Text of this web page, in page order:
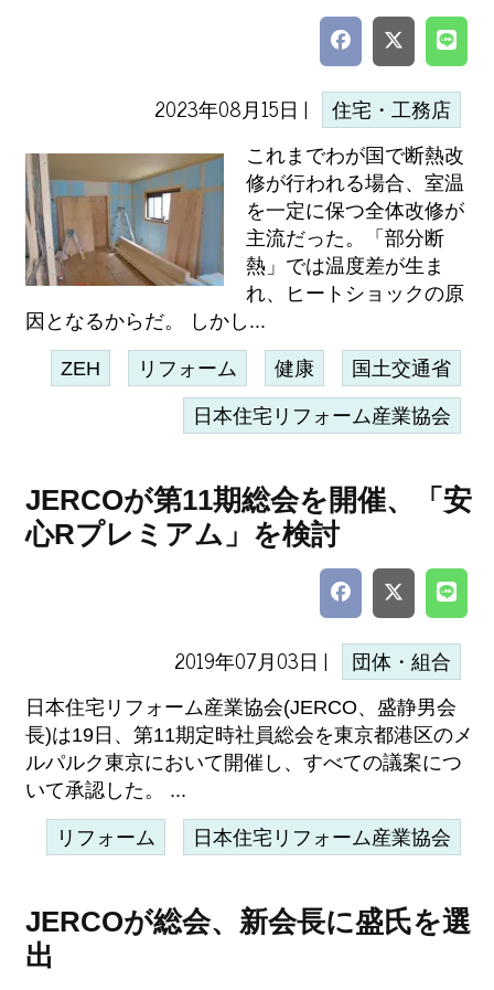
2023年08月15日 | 住宅・工務店
これまでわが国で断熱改
修が行われる場合、室温
を一定に保つ全体改修が
主流だった。「部分断
熱」では温度差が生ま
れ、ヒートショックの原
因となるからだ。 しかし...
ZEH リフォーム 健康 国土交通省
日本住宅リフォーム産業協会
JERCOが第11期総会を開催、「安
心Rプレミアム」を検討
2019年07月03日 | 団体・組合
日本住宅リフォーム産業協会(JERCO、盛静男会
長)は19日、第11期定時社員総会を東京都港区のメ
ルパルク東京において開催し、すべての議案につ
いて承認した。 ...
リフォーム 日本住宅リフォーム産業協会
JERCOが総会、新会長に盛氏を選
出